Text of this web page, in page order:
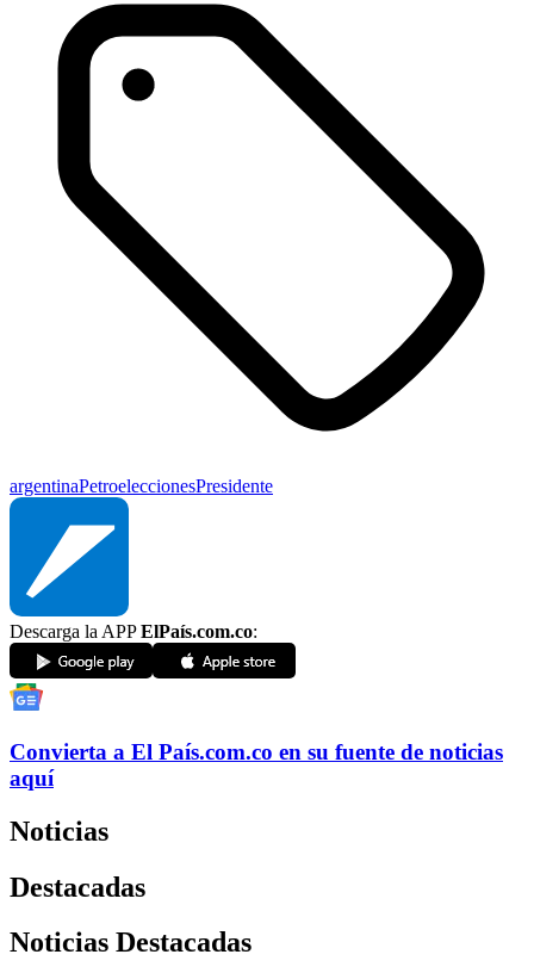
argentinaPetroeleccionesPresidente
Descarga la APPElPaís.com.co:
Convierta a El País.com.co en su fuente de noticias
aquí
Noticias
Destacadas
Noticias Destacadas